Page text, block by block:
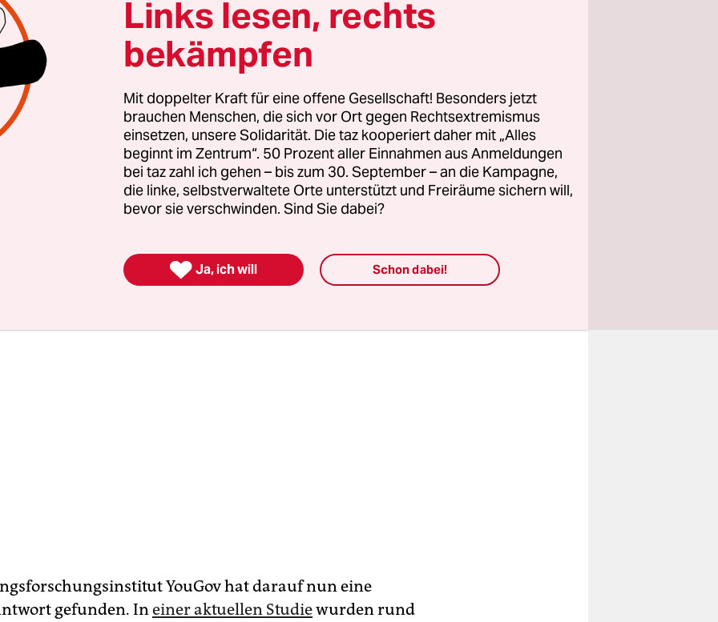
des eigenen Feinschmeckerfetischs zu
längst nicht vorbei.
haben im Posten von Essensfotos ein neues Hobby
verbreiten eifrig Pics fotogener Gerichte: der vegane
Haiwaitoasts, die Boulette mit edlem Mangold-
meist unfreiwilig zu Objekten dieses pornografischen
Lust machen soll, ihr „Gefällt-Mir“ darunter zu
vielleicht sogar ihren eigenen Senf in den
eine Frage auf: Wen interessiert's? Und vor allem warum?
YouGov hat darauf nun eine
gefunden. Ineiner aktuellen Studiewurden rund
Links lesen, rechts
bekämpfen
Mit doppelter Kraft für eine offene Gesellschaft! Besonders jetzt
brauchen Menschen, die sich vor Ort gegen Rechtsextremismus
einsetzen, unsere Solidarität. Die taz kooperiert daher mit „Alles
beginnt im Zentrum“. 50 Prozent aller Einnahmen aus Anmeldungen
bei taz zahl ich gehen – bis zum 30. September – an die Kampagne,
die linke, selbstverwaltete Orte unterstützt und Freiräume sichern will,
bevor sie verschwinden. Sind Sie dabei?
 Ja, ich will Schon dabei!